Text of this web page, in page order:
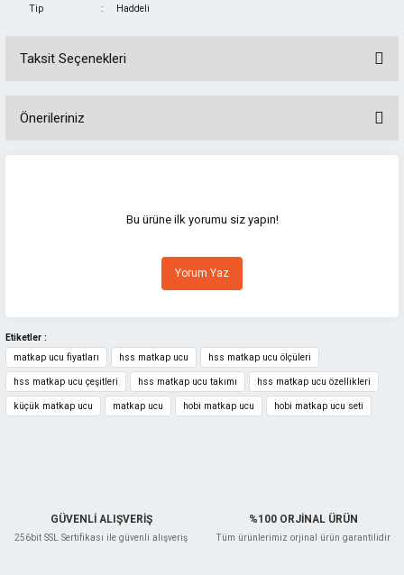
Tip : Haddeli
Taksit Seçenekleri
Önerileriniz
Görüş ve önerileriniz için teşekkür ederiz.
Ürün resmi kalitesiz, bozuk veya görüntülenemiyor.
Ürün açıklamasında eksik bilgiler bulunuyor.
Ürün fiyatı diğer sitelerden daha pahalı.
Bu ürüne benzer farklı alternatifler olmalı.
Bu ürüne ilk yorumu siz yapın!
Yorum Yaz
Etiketler :
matkap ucu fiyatları
hss matkap ucu hss matkap ucu ölçüleri
hss matkap ucu çeşitleri hss matkap ucu takımı hss matkap ucu özellikleri
küçük matkap ucu matkap ucu hobi matkap ucu hobi matkap ucu seti
GÜVENLİ ALIŞVERİŞ
256bit SSL Sertifikası ile güvenli alışveriş
%100 ORJİNAL ÜRÜN
Tüm ürünlerimiz orjinal ürün garantilidir